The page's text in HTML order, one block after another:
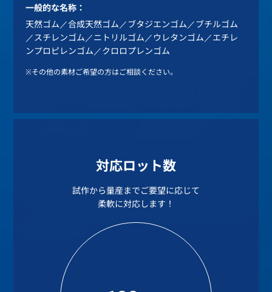
一般的な名称：
天然ゴム／合成天然ゴム／ブタジエンゴム／ブチルゴム
／スチレンゴム／ニトリルゴム／ウレタンゴム／エチレ
ンプロピレンゴム／クロロプレンゴム
※その他の素材ご希望の方はご相談ください。
対応ロット数
試作から量産までご要望に応じて
柔軟に対応します！